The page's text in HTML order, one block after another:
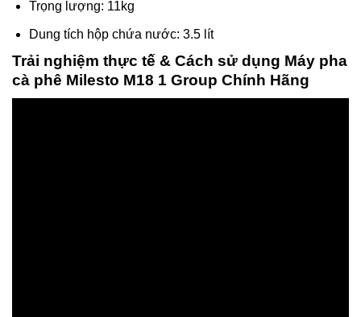
Trọng lượng: 11kg
Dung tích hộp chứa nước: 3.5 lít
Trải nghiệm thực tế & Cách sử dụng Máy pha
cà phê Milesto M18 1 Group Chính Hãng